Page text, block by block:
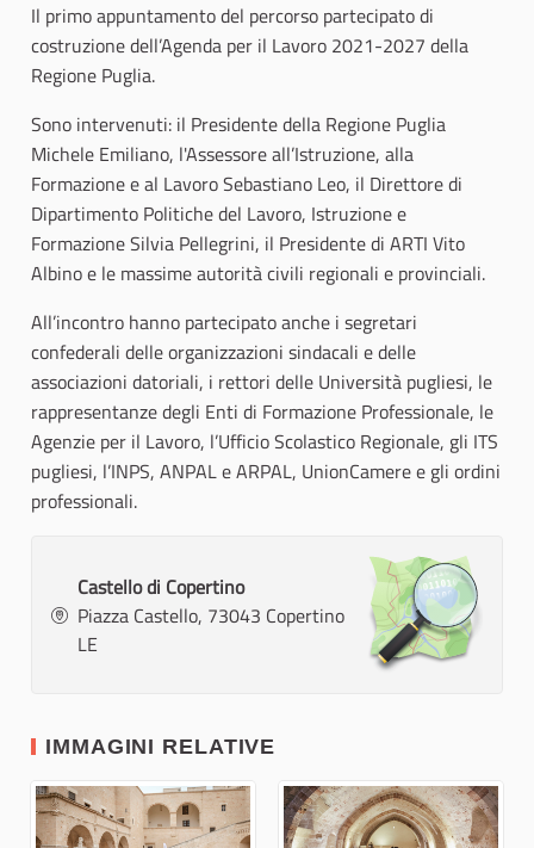
Il primo appuntamento del percorso partecipato di
costruzione dell’Agenda per il Lavoro 2021-2027 della
Regione Puglia.
Sono intervenuti: il Presidente della Regione Puglia
Michele Emiliano, l'Assessore all’Istruzione, alla
Formazione e al Lavoro Sebastiano Leo, il Direttore di
Dipartimento Politiche del Lavoro, Istruzione e
Formazione Silvia Pellegrini, il Presidente di ARTI Vito
Albino e le massime autorità civili regionali e provinciali.
All’incontro hanno partecipato anche i segretari
confederali delle organizzazioni sindacali e delle
associazioni datoriali, i rettori delle Università pugliesi, le
rappresentanze degli Enti di Formazione Professionale, le
Agenzie per il Lavoro, l’Ufficio Scolastico Regionale, gli ITS
pugliesi, l’INPS, ANPAL e ARPAL, UnionCamere e gli ordini
professionali.
Castello di Copertino
Piazza Castello, 73043 Copertino
LE
IMMAGINI RELATIVE